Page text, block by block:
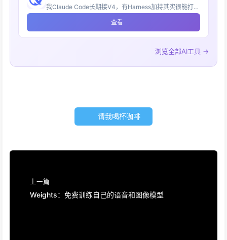
我Claude Code长期接V4，有Harness加持其实很能打！我愿称之为性价比之王！
查看
浏览全部AI工具 →
请我喝杯咖啡
上一篇
Weights：免费训练自己的语音和图像模型